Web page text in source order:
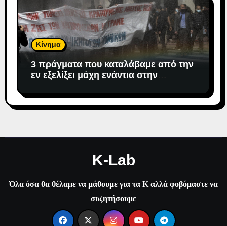
Κίνημα
3 πράγματα που καταλάβαμε από την
εν εξελίξει μάχη ενάντια στην
K-Lab
Όλα όσα θα θέλαμε να μάθουμε για τα Κ αλλά φοβόμαστε να
συζητήσουμε